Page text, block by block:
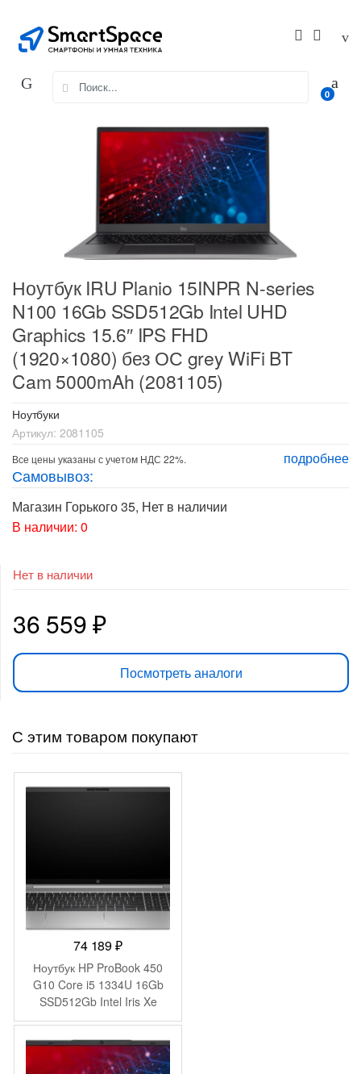
navigation
content
for:
0
Ноутбук IRU Planio 15INPR N-series
N100 16Gb SSD512Gb Intel UHD
Graphics 15.6″ IPS FHD
(1920×1080) без ОС grey WiFi BT
Cam 5000mAh (2081105)
Ноутбуки
Артикул: 2081105
подробнее
Все цены указаны с учетом НДС 22%.
Самовывоз:
Магазин Горького 35, Нет в наличии
В наличии: 0
Нет в наличии
36 559₽
Посмотреть аналоги
С этим товаром покупают
74 189₽
Ноутбук HP ProBook 450
G10 Core i5 1334U 16Gb
SSD512Gb Intel Iris Xe
graphics 15.6″ IPS FHD
Pro 64 silver WiFi BT Cam
(9C4H1UT)